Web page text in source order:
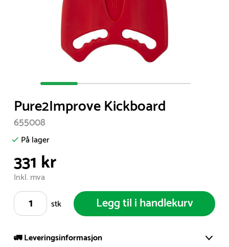
of
4
Pure2Improve Kickboard
655008
På lager
331 kr
Inkl. mva
stk
Legg til i handlekurv
🚛 Leveringsinformasjon